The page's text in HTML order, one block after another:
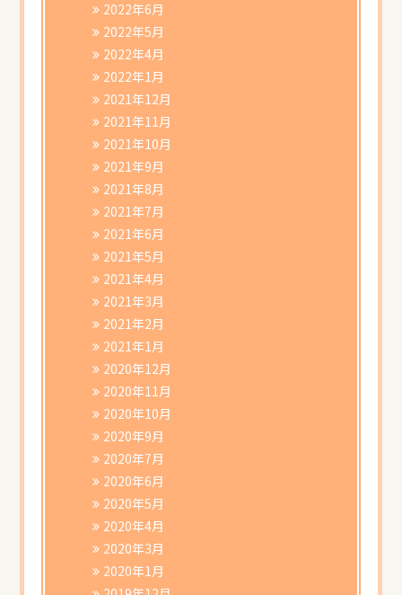
2022年6月
2022年5月
2022年4月
2022年1月
2021年12月
2021年11月
2021年10月
2021年9月
2021年8月
2021年7月
2021年6月
2021年5月
2021年4月
2021年3月
2021年2月
2021年1月
2020年12月
2020年11月
2020年10月
2020年9月
2020年7月
2020年6月
2020年5月
2020年4月
2020年3月
2020年1月